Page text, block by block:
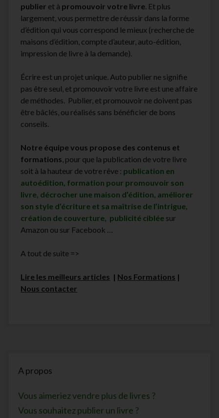
publier et à promouvoir votre livre. Et plus
largement, vous permettre de réussir dans la forme
d’édition qui vous correspond le mieux (recherche de
maisons d’édition, compte d’auteur, auto-édition,
impression de livre à la demande).
Écrire est un projet unique. Auto publier ne signifie
pas être seul, et promouvoir votre livre est une affaire
de méthodes. Publier, et promouvoir ne doivent pas
être bâclés, ou réalisés sans bénéficier de bons
conseils.
Notre équipe vous propose des contenus et
formations, pour que la publication de votre livre
soit à la hauteur de votre rêve : publication en
autoédition, formation pour promouvoir son
livre, décrocher une maison d’édition, améliorer
son style d’écriture et sa maîtrise de l’intrigue,
création de couverture, publicité ciblée sur
Amazon ou sur Facebook …
A tout de suite =>
Lire les meilleurs articles | Nos Formations |
Nous contacter
A propos
Vous aimeriez vendre plus de livres ?
Vous souhaitez publier un livre ?